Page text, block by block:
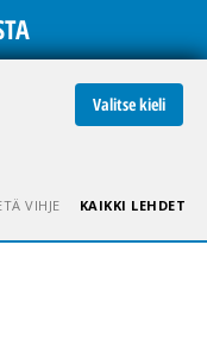
Valitse kieli
VIHJE KAIKKI LEHDET